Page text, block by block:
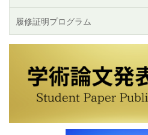
履修証明プログラム